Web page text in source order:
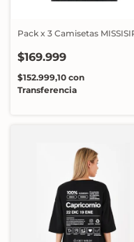
Pack x 3 Camisetas
$169.999
$152.999,10 con
Transferencia